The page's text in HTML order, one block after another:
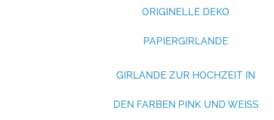
ORIGINELLE DEKO
PAPIERGIRLANDE
GIRLANDE ZUR HOCHZEIT IN
DEN FARBEN PINK UND WEISS